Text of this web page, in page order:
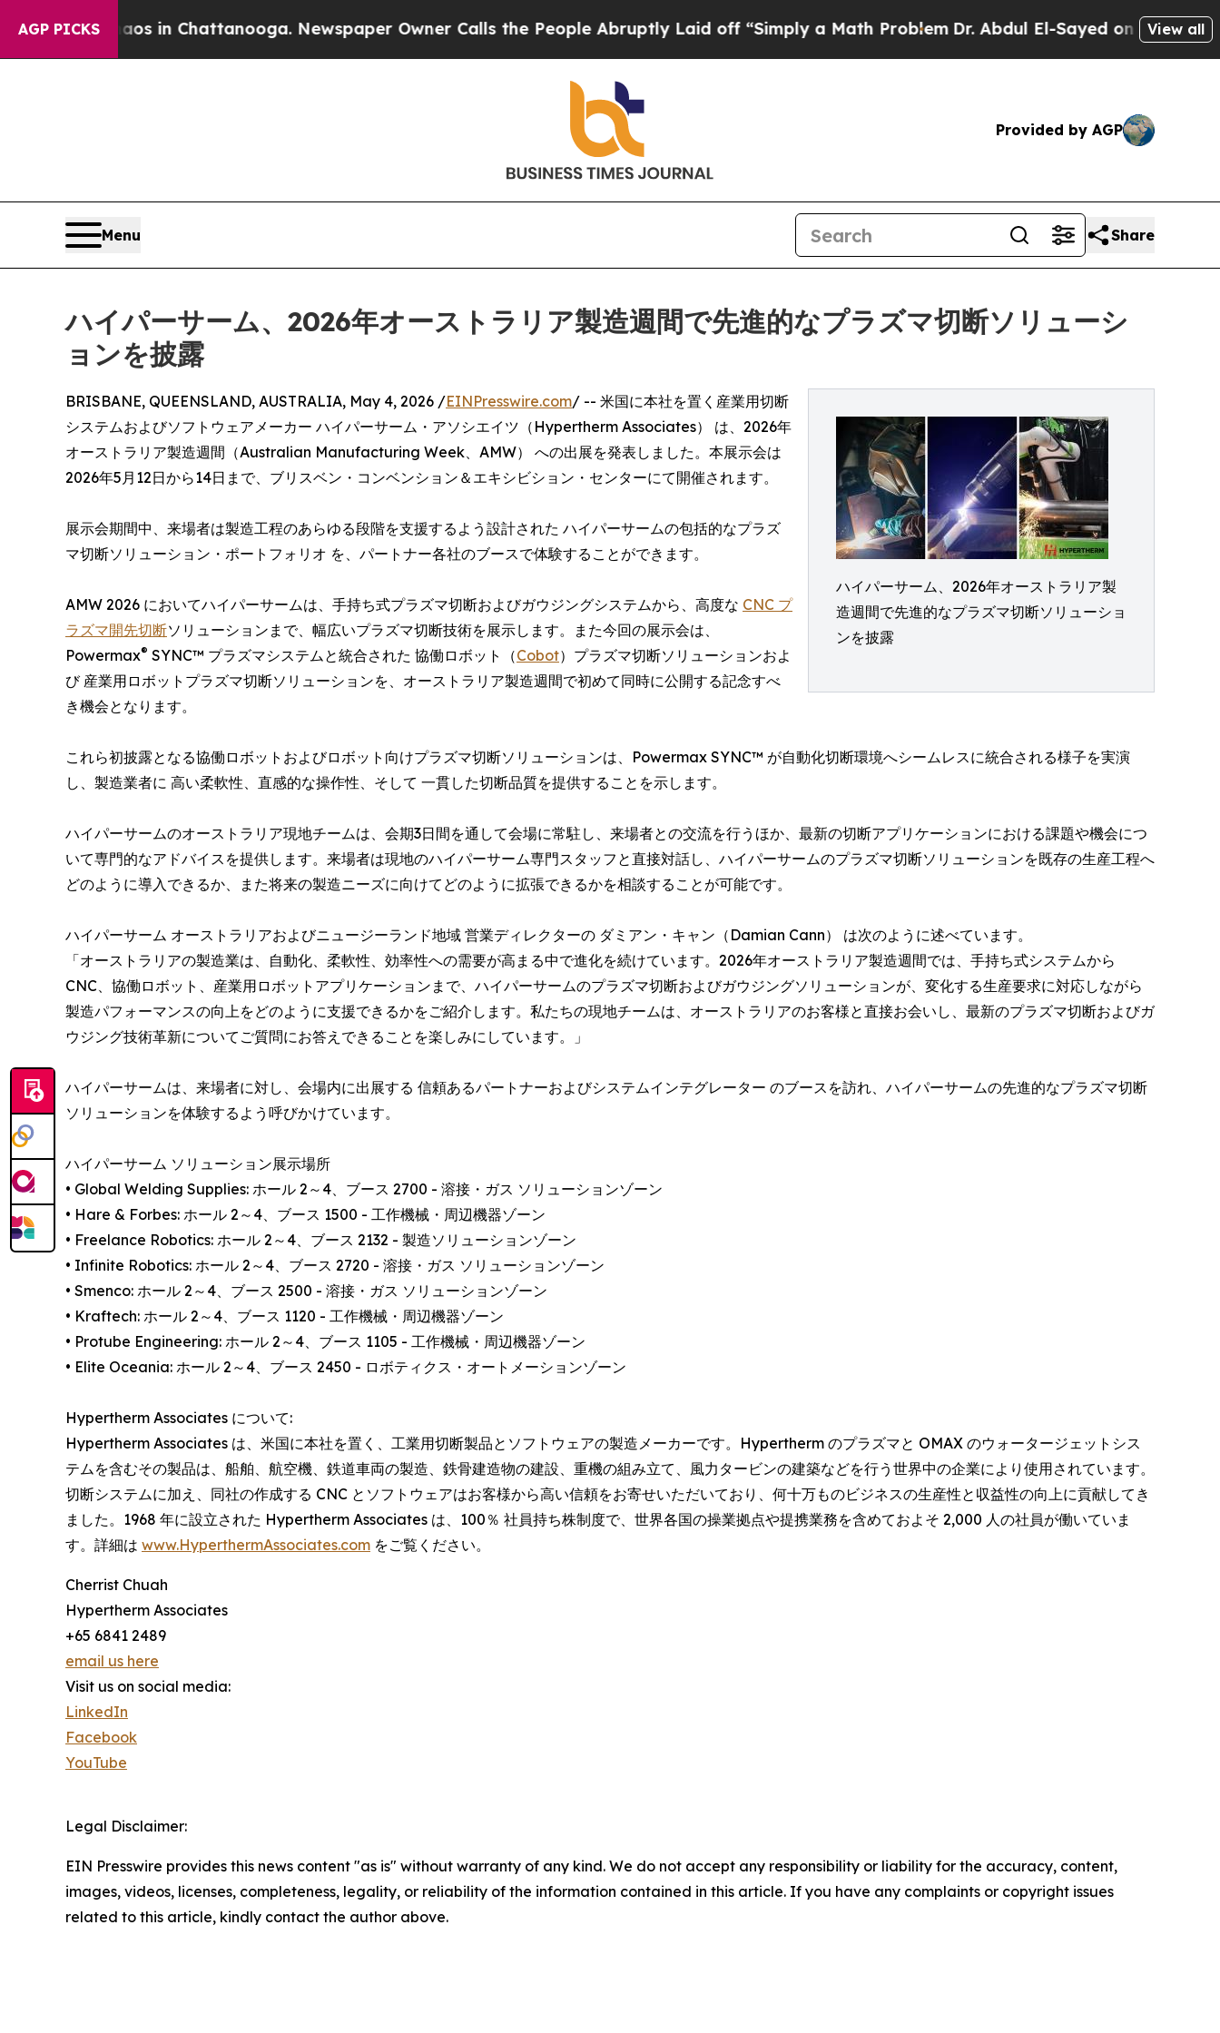
AGP PICKS
Chaos in Chattanooga. Newspaper Owner Calls the People Abruptly Laid off “Simply a Math Problem Dr. Abdul El-Sayed on Historic View all
Provided by AGP
Menu Share
ハイパーサーム、2026年オーストラリア製造週間で先進的なプラズマ切断ソリューシ
ョンを披露
ハイパーサーム、2026年オーストラリア製
造週間で先進的なプラズマ切断ソリューショ
ンを披露
BRISBANE, QUEENSLAND, AUSTRALIA, May 4, 2026 /EINPresswire.com/ -- 米国に本社を置く産業用切断
システムおよびソフトウェアメーカー ハイパーサーム・アソシエイツ（Hypertherm Associates） は、2026年
オーストラリア製造週間（Australian Manufacturing Week、AMW） への出展を発表しました。本展示会は
2026年5月12日から14日まで、ブリスベン・コンベンション＆エキシビション・センターにて開催されます。
展示会期間中、来場者は製造工程のあらゆる段階を支援するよう設計された ハイパーサームの包括的なプラズ
マ切断ソリューション・ポートフォリオ を、パートナー各社のブースで体験することができます。
AMW 2026 においてハイパーサームは、手持ち式プラズマ切断およびガウジングシステムから、高度な CNC プ
ラズマ開先切断ソリューションまで、幅広いプラズマ切断技術を展示します。また今回の展示会は、
Powermax® SYNC™ プラズマシステムと統合された 協働ロボット（Cobot）プラズマ切断ソリューションおよ
び 産業用ロボットプラズマ切断ソリューションを、オーストラリア製造週間で初めて同時に公開する記念すべ
き機会となります。
これら初披露となる協働ロボットおよびロボット向けプラズマ切断ソリューションは、Powermax SYNC™ が自動化切断環境へシームレスに統合される様子を実演
し、製造業者に 高い柔軟性、直感的な操作性、そして 一貫した切断品質を提供することを示します。
ハイパーサームのオーストラリア現地チームは、会期3日間を通して会場に常駐し、来場者との交流を行うほか、最新の切断アプリケーションにおける課題や機会につ
いて専門的なアドバイスを提供します。来場者は現地のハイパーサーム専門スタッフと直接対話し、ハイパーサームのプラズマ切断ソリューションを既存の生産工程へ
どのように導入できるか、また将来の製造ニーズに向けてどのように拡張できるかを相談することが可能です。
ハイパーサーム オーストラリアおよびニュージーランド地域 営業ディレクターの ダミアン・キャン（Damian Cann） は次のように述べています。
「オーストラリアの製造業は、自動化、柔軟性、効率性への需要が高まる中で進化を続けています。2026年オーストラリア製造週間では、手持ち式システムから
CNC、協働ロボット、産業用ロボットアプリケーションまで、ハイパーサームのプラズマ切断およびガウジングソリューションが、変化する生産要求に対応しながら
製造パフォーマンスの向上をどのように支援できるかをご紹介します。私たちの現地チームは、オーストラリアのお客様と直接お会いし、最新のプラズマ切断およびガ
ウジング技術革新についてご質問にお答えできることを楽しみにしています。」
ハイパーサームは、来場者に対し、会場内に出展する 信頼あるパートナーおよびシステムインテグレーター のブースを訪れ、ハイパーサームの先進的なプラズマ切断
ソリューションを体験するよう呼びかけています。
ハイパーサーム ソリューション展示場所
• Global Welding Supplies: ホール 2～4、ブース 2700 - 溶接・ガス ソリューションゾーン
• Hare & Forbes: ホール 2～4、ブース 1500 - 工作機械・周辺機器ゾーン
• Freelance Robotics: ホール 2～4、ブース 2132 - 製造ソリューションゾーン
• Infinite Robotics: ホール 2～4、ブース 2720 - 溶接・ガス ソリューションゾーン
• Smenco: ホール 2～4、ブース 2500 - 溶接・ガス ソリューションゾーン
• Kraftech: ホール 2～4、ブース 1120 - 工作機械・周辺機器ゾーン
• Protube Engineering: ホール 2～4、ブース 1105 - 工作機械・周辺機器ゾーン
• Elite Oceania: ホール 2～4、ブース 2450 - ロボティクス・オートメーションゾーン
Hypertherm Associates について:
Hypertherm Associates は、米国に本社を置く、工業用切断製品とソフトウェアの製造メーカーです。Hypertherm のプラズマと OMAX のウォータージェットシス
テムを含むその製品は、船舶、航空機、鉄道車両の製造、鉄骨建造物の建設、重機の組み立て、風力タービンの建築などを行う世界中の企業により使用されています。
切断システムに加え、同社の作成する CNC とソフトウェアはお客様から高い信頼をお寄せいただいており、何十万ものビジネスの生産性と収益性の向上に貢献してき
ました。1968 年に設立された Hypertherm Associates は、100％ 社員持ち株制度で、世界各国の操業拠点や提携業務を含めておよそ 2,000 人の社員が働いていま
す。詳細は www.HyperthermAssociates.com をご覧ください。
Cherrist Chuah
Hypertherm Associates
+65 6841 2489
email us here
Visit us on social media:
LinkedIn
Facebook
YouTube
Legal Disclaimer:
EIN Presswire provides this news content "as is" without warranty of any kind. We do not accept any responsibility or liability for the accuracy, content,
images, videos, licenses, completeness, legality, or reliability of the information contained in this article. If you have any complaints or copyright issues
related to this article, kindly contact the author above.